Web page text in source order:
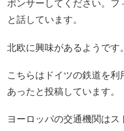
ポンサーしてください。フ
と話しています。
北欧に興味があるようです。
こちらはドイツの鉄道を
あったと投稿しています。
ヨーロッパの交通機関はス